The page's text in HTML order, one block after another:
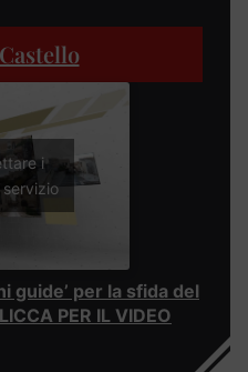
i
guide’ per la sfida del
PER IL VIDEO